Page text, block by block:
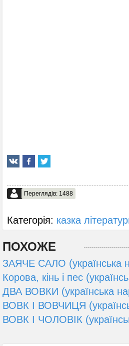
Переглядів: 1488
Категорія: казка
ПОХОЖЕ
ЗАЯЧЕ САЛО (українська
Корова, кінь і пес
ДВА ВОВКИ (українська
ВОВК І ВОВЧИЦЯ
ВОВК І ЧОЛОВІК